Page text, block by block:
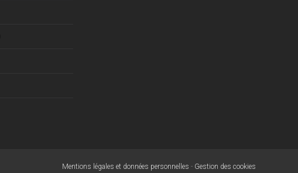
Mentions légales et données personnelles - Gestion des cookies